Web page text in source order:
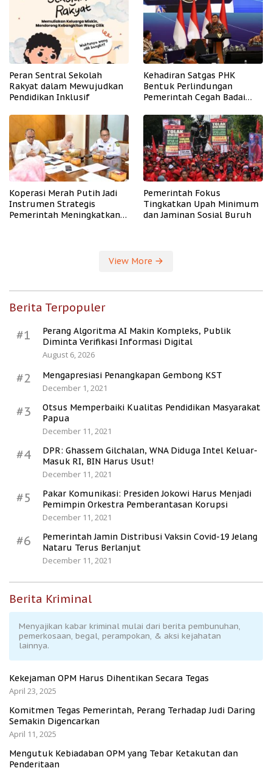
Peran Sentral Sekolah
Rakyat dalam Mewujudkan
Pendidikan Inklusif
Kehadiran Satgas PHK
Bentuk Perlindungan
Pemerintah Cegah Badai
Koperasi Merah Putih Jadi
Instrumen Strategis
Pemerintah Meningkatkan
Pemerintah Fokus
Tingkatkan Upah Minimum
dan Jaminan Sosial Buruh
View More
Berita Terpopuler
#1
Perang Algoritma AI Makin Kompleks, Publik
Diminta Verifikasi Informasi Digital
August 6, 2026
#2
Mengapresiasi Penangkapan Gembong KST
December 1, 2021
#3
Otsus Memperbaiki Kualitas Pendidikan Masyarakat
Papua
December 11, 2021
#4
DPR: Ghassem Gilchalan, WNA Diduga Intel Keluar-
Masuk RI, BIN Harus Usut!
December 11, 2021
#5
Pakar Komunikasi: Presiden Jokowi Harus Menjadi
Pemimpin Orkestra Pemberantasan Korupsi
December 11, 2021
#6
Pemerintah Jamin Distribusi Vaksin Covid-19 Jelang
Nataru Terus Berlanjut
December 11, 2021
Berita Kriminal
Menyajikan kabar kriminal mulai dari berita pembunuhan,
pemerkosaan, begal, perampokan, & aksi kejahatan
lainnya.
Kekejaman OPM Harus Dihentikan Secara Tegas
April 23, 2025
Komitmen Tegas Pemerintah, Perang Terhadap Judi Daring
Semakin Digencarkan
April 11, 2025
Mengutuk Kebiadaban OPM yang Tebar Ketakutan dan
Penderitaan